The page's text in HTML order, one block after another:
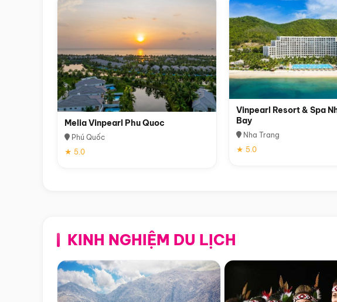
Melia Vinpearl Phu Quoc
Phú Quốc
★ 5.0
Vinpearl Resort & Spa
Bay
Nha Trang
★ 5.0
KINH NGHIỆM DU LỊCH